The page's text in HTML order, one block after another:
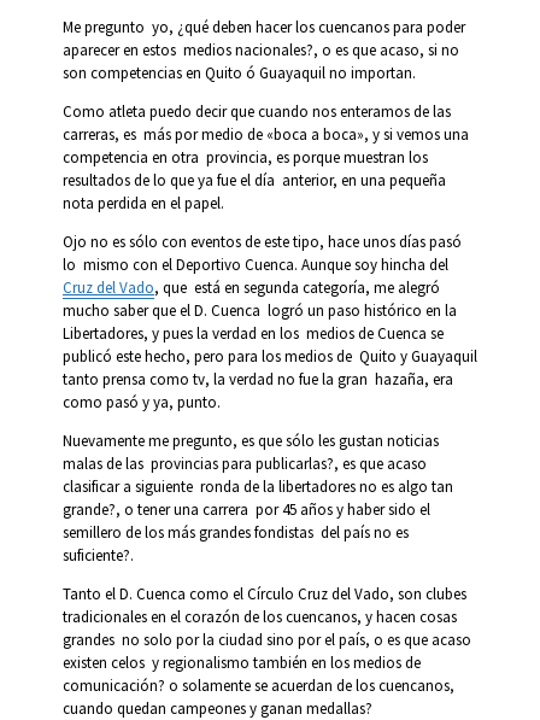
Me pregunto yo, ¿qué deben hacer los cuencanos para poder
aparecer en estos medios nacionales?, o es que acaso, si no
son competencias en Quito ó Guayaquil no importan.
Como atleta puedo decir que cuando nos enteramos de las
carreras, es más por medio de «boca a boca», y si vemos una
competencia en otra provincia, es porque muestran los
resultados de lo que ya fue el día anterior, en una pequeña
nota perdida en el papel.
Ojo no es sólo con eventos de este tipo, hace unos días pasó
lo mismo con el Deportivo Cuenca. Aunque soy hincha del
Cruz del Vado, que está en segunda categoría, me alegró
mucho saber que el D. Cuenca logró un paso histórico en la
Libertadores, y pues la verdad en los medios de Cuenca se
publicó este hecho, pero para los medios de Quito y Guayaquil
tanto prensa como tv, la verdad no fue la gran hazaña, era
como pasó y ya, punto.
Nuevamente me pregunto, es que sólo les gustan noticias
malas de las provincias para publicarlas?, es que acaso
clasificar a siguiente ronda de la libertadores no es algo tan
grande?, o tener una carrera por 45 años y haber sido el
semillero de los más grandes fondistas del país no es
suficiente?.
Tanto el D. Cuenca como el Círculo Cruz del Vado, son clubes
tradicionales en el corazón de los cuencanos, y hacen cosas
grandes no solo por la ciudad sino por el país, o es que acaso
existen celos y regionalismo también en los medios de
comunicación? o solamente se acuerdan de los cuencanos,
cuando quedan campeones y ganan medallas?